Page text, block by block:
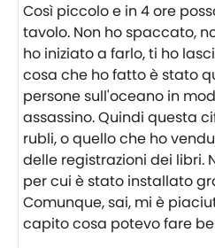
Così piccolo e in 4 ore
tavolo. Non ho spaccato,
ho iniziato a farlo, ti ho
cosa che ho fatto è stato
persone sull'oceano in
assassino. Quindi questa
rubli, o quello che ho
delle registrazioni dei libri.
per cui è stato installato
Comunque, sai, mi è
capito cosa potevo fare